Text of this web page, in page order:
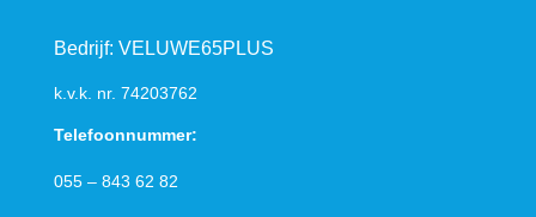
Bedrijf: VELUWE65PLUS
k.v.k. nr. 74203762
Telefoonnummer:
055 – 843 62 82